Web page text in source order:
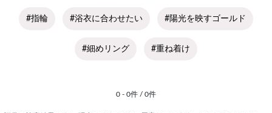
#指輪 #浴衣に合わせたい #陽光を映すゴールド
#細めリング #重ね着け
0 - 0件 / 0件